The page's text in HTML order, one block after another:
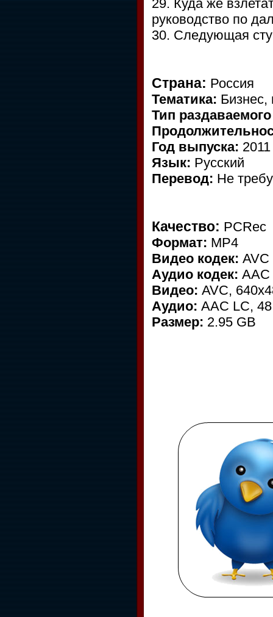
29. Куда же
руководство по
30. Следующая
Страна: Россия
Тематика: Бизнес,
Тип
Год выпуска: 2011
Язык: Русский
Перевод: Не
Качество: PCRec
Формат: MP4
Видео кодек: AVC
Аудио кодек: AAC
Видео: AVC,
Аудио: AAC LC,
Размер: 2.95 GB